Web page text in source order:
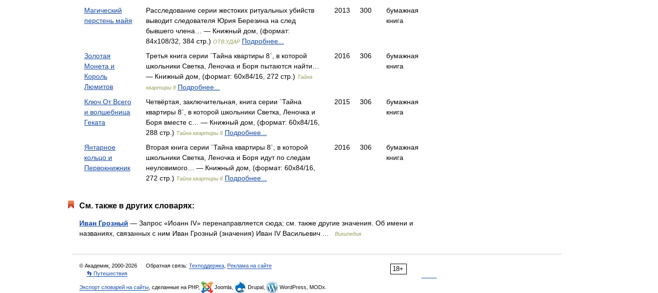
Магический
перстень майя
Расследование серии жестоких ритуальных убийств
выводит следователя Юрия Березина на след
бывшего члена… — Книжный дом, (формат:
84x108/32, 384 стр.) ОТВ.УДАР Подробнее...
2013 300
бумажная
книга
Золотая
Монета и
Король
Люмитов
Третья книга серии `Тайна квартиры 8`, в которой
школьники Светка, Леночка и Боря пытаются найти…
— Книжный дом, (формат: 60x84/16, 272 стр.) Тайна
квартиры 8 Подробнее...
2016 306
бумажная
книга
Ключ От Всего
и волшебница
Геката
Четвёртая, заключительная, книга серии `Тайна
квартиры 8`, в которой школьники Светка, Леночка и
Боря вместе с… — Книжный дом, (формат: 60x84/16,
288 стр.) Тайна квартиры 8 Подробнее...
2015 306
бумажная
книга
Янтарное
кольцо и
Первокнижник
Вторая книга серии `Тайна квартиры 8`, в которой
школьники Светка, Леночка и Боря идут по следам
неуловимого… — Книжный дом, (формат: 60x84/16,
272 стр.) Тайна квартиры 8 Подробнее...
2016 306
бумажная
книга
См. также в других словарях:
Иван Грозный — Запрос «Иоанн IV» перенаправляется сюда; см. также другие значения. Об имени и
названиях, связанных с ним Иван Грозный (значения) Иван IV Васильевич …
Википедия
18+
© Академик, 2000-2026 Обратная связь: Техподдержка Реклама на сайте
👣 Путешествия
Экспорт словарей на сайты , сделанные на PHP, Joomla, Drupal, WordPress, MODx.